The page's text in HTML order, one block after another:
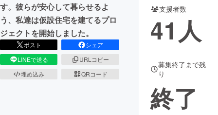
す。彼らが安心して暮らせるよ
う、私達は仮設住宅を建てるプロ
ジェクトを開始しました。
ポスト
シェア
LINEで送る
URLコピー
埋め込み
QRコード
支援者数
41 人
募集終了まで残
り
終了